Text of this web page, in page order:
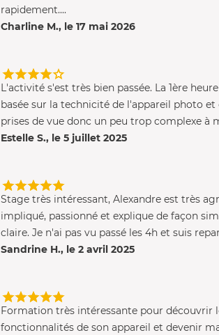
rapidement....
Charline M., le 17 mai 2026
L'activité s'est très bien passée. La 1ère
basée sur la technicité de l'appareil photo et
prises de vue donc un peu trop complexe à
Estelle S., le 5 juillet 2025
Stage très intéressant, Alexandre est très
impliqué, passionné et explique de façon
claire. Je n'ai pas vu passé les 4h et suis
Sandrine H., le 2 avril 2025
Formation très intéressante pour découvrir
fonctionnalités de son appareil et devenir